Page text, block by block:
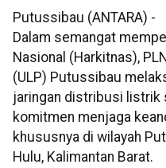
Putussibau (ANTARA) -
Dalam semangat
Nasional (Harkitnas),
(ULP) Putussibau
jaringan distribusi listrik
komitmen menjaga
khususnya di wilayah
Hulu, Kalimantan Barat.